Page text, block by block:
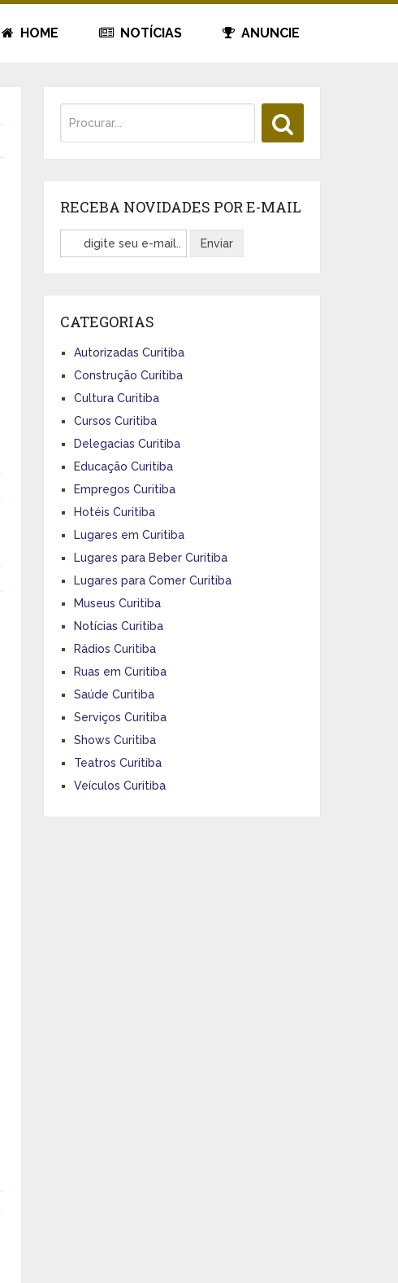
HOME NOTÍCIAS ANUNCIE
RECEBA NOVIDADES POR E-MAIL
CATEGORIAS
Autorizadas Curitiba
Construção Curitiba
Cultura Curitiba
Cursos Curitiba
Delegacias Curitiba
Educação Curitiba
Empregos Curitiba
Hotéis Curitiba
Lugares em Curitiba
Lugares para Beber Curitiba
Lugares para Comer Curitiba
Museus Curitiba
Notícias Curitiba
Rádios Curitiba
Ruas em Curitiba
Saúde Curitiba
Serviços Curitiba
Shows Curitiba
Teatros Curitiba
Veículos Curitiba